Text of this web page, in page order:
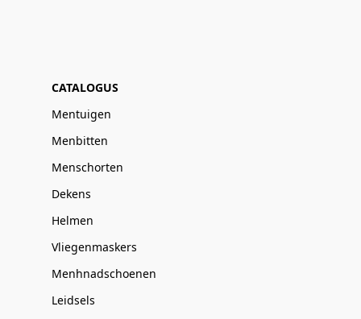
CATALOGUS
Mentuigen
Menbitten
Menschorten
Dekens
Helmen
Vliegenmaskers
Menhnadschoenen
Leidsels